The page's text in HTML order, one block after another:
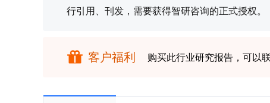
行引用、刊发，需要获得智研咨询的正式授权。
客户福利 购买此行业研究报告，可以